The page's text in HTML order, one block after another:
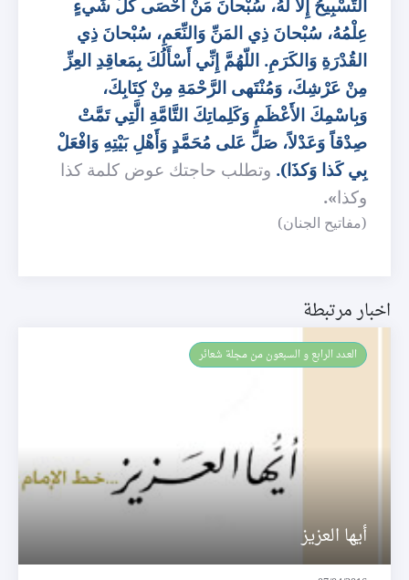
التَّسْبِيحُ إِلّا لَهُ، سُبْحانَ مَنْ أَحْصَى كُلَّ شَيءٍ
عِلْمُهُ، سُبْحانَ ذِي المَنِّ وَالنِّعَمِ، سُبْحانَ ذِي
القُدْرَةِ وَالكَرَمِ. اللّهُمَّ إِنِّي أَسْأَلُكَ بِمَعاقِدِ العِزِّ
مِنْ عَرْشِكَ، وَمُنْتَهى الرَّحْمَةِ مِنْ كِتَابِكَ،
وَبِاسْمِكَ الأَعْظَمِ وَكَلِماتِكَ التَّامَّةِ الَّتِي تَمَّتْ
صِدْقاً وَعَدْلاً، صَلِّ عَلى مُحَمَّدٍ وَأَهْلِ بَيْتِهِ وَافْعَلْ
بِي كَذا وَكذَا). وتطلب حاجتك عوض كلمة كذا
وكذا».
(مفاتيح الجنان)
اخبار مرتبطة
العـدد الرابع و السبعون من مجلة شعائر
أيها العزيز